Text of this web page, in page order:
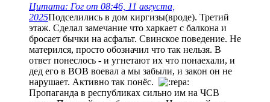
Цитата: Гог от 08:46, 11 августа,
2025Подселились в дом киргизы(вроде). Третий
этаж. Сделал замечание что харкает с балкона и
бросает бычки на асфальт. Свинское поведение. Не
матерился, просто обозначил что так нельзя. В
ответ понеслось - и угнетают их что понаехали, и
дед его в ВОВ воевал а мы забыли, и закон он не
нарушает. Активно так понёс.
Пропаганда в республиках сильно им на ЧСВ